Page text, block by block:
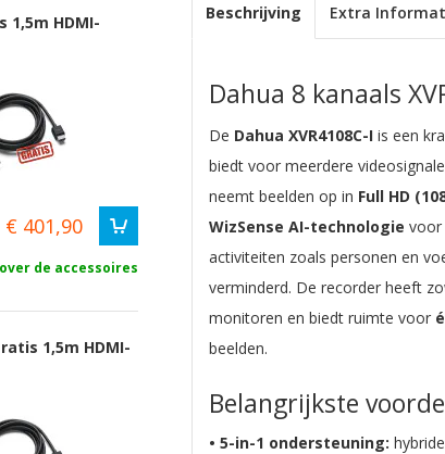
1,5m HDMI-
€ 401,90
de accessoires
1,5m HDMI-
Beschrijving
Dahua 8 kanaals
De Dahua XVR4108C-Iis een
biedt voor meerdere
neemt beelden op in Full HD
WizSense AI-technologie voor
activiteiten zoals personen en
verminderd. De recorder heeft
monitoren en biedt ruimte voor
beelden.
Belangrijkste
• 5-in-1 ondersteuning:
Extra